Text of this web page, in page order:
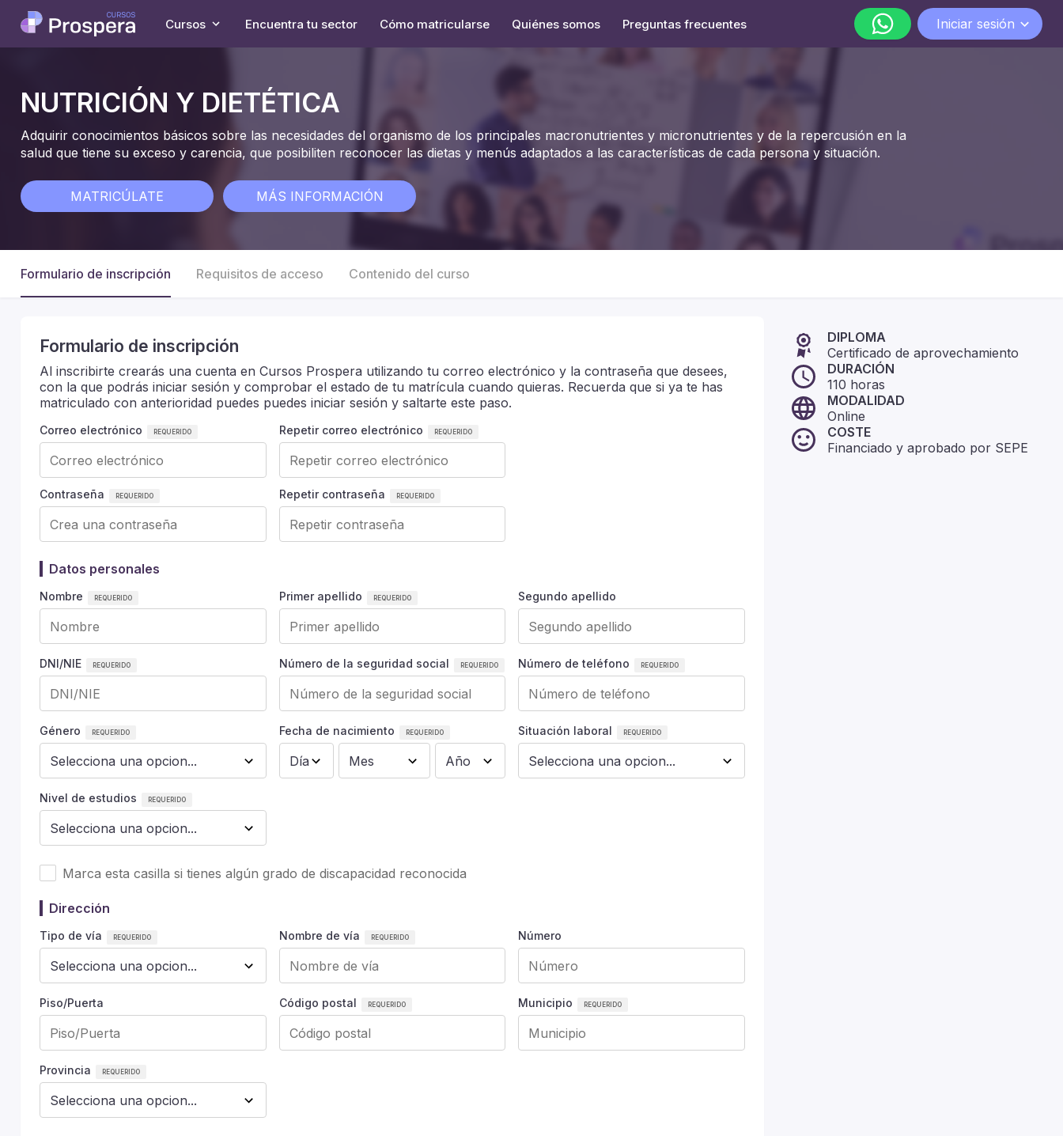
Cursos Encuentra tu sector Cómo matricularse Quiénes somos Preguntas frecuentes
lunes a viernes de 9:00 a 18:00
Iniciar sesión
NUTRICIÓN Y DIETÉTICA
Adquirir conocimientos básicos sobre las necesidades del organismo de los principales macronutrientes y micronutrientes y de la repercusión en la
salud que tiene su exceso y carencia, que posibiliten reconocer las dietas y menús adaptados a las características de cada persona y situación.
MATRICÚLATE MÁS INFORMACIÓN
Formulario de inscripción Requisitos de acceso Contenido del curso
Formulario de inscripción
Al inscribirte crearás una cuenta en Cursos Prospera utilizando tu correo electrónico y la contraseña que desees,
con la que podrás iniciar sesión y comprobar el estado de tu matrícula cuando quieras. Recuerda que si ya te has
matriculado con anterioridad puedes puedes iniciar sesión y saltarte este paso.
Correo electrónico Repetir correo electrónico
Contraseña Repetir contraseña
Datos personales
Nombre Primer apellido Segundo apellido
DNI/NIE Número de la seguridad social Número de teléfono
Género Fecha de nacimiento Situación laboral
Nivel de estudios
Marca esta casilla si tienes algún grado de discapacidad reconocida
Dirección
Tipo de vía Nombre de vía Número
Piso/Puerta Código postal Municipio
Provincia
DIPLOMA
Certificado de aprovechamiento
DURACIÓN
110 horas
MODALIDAD
Online
COSTE
Financiado y aprobado por SEPE